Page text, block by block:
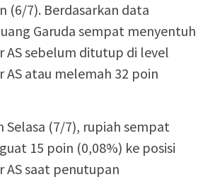
(6/7). Berdasarkan data
Garuda sempat menyentuh
AS sebelum ditutup di level
AS atau melemah 32 poin
Selasa (7/7), rupiah sempat
15 poin (0,08%) ke posisi
AS saat penutupan